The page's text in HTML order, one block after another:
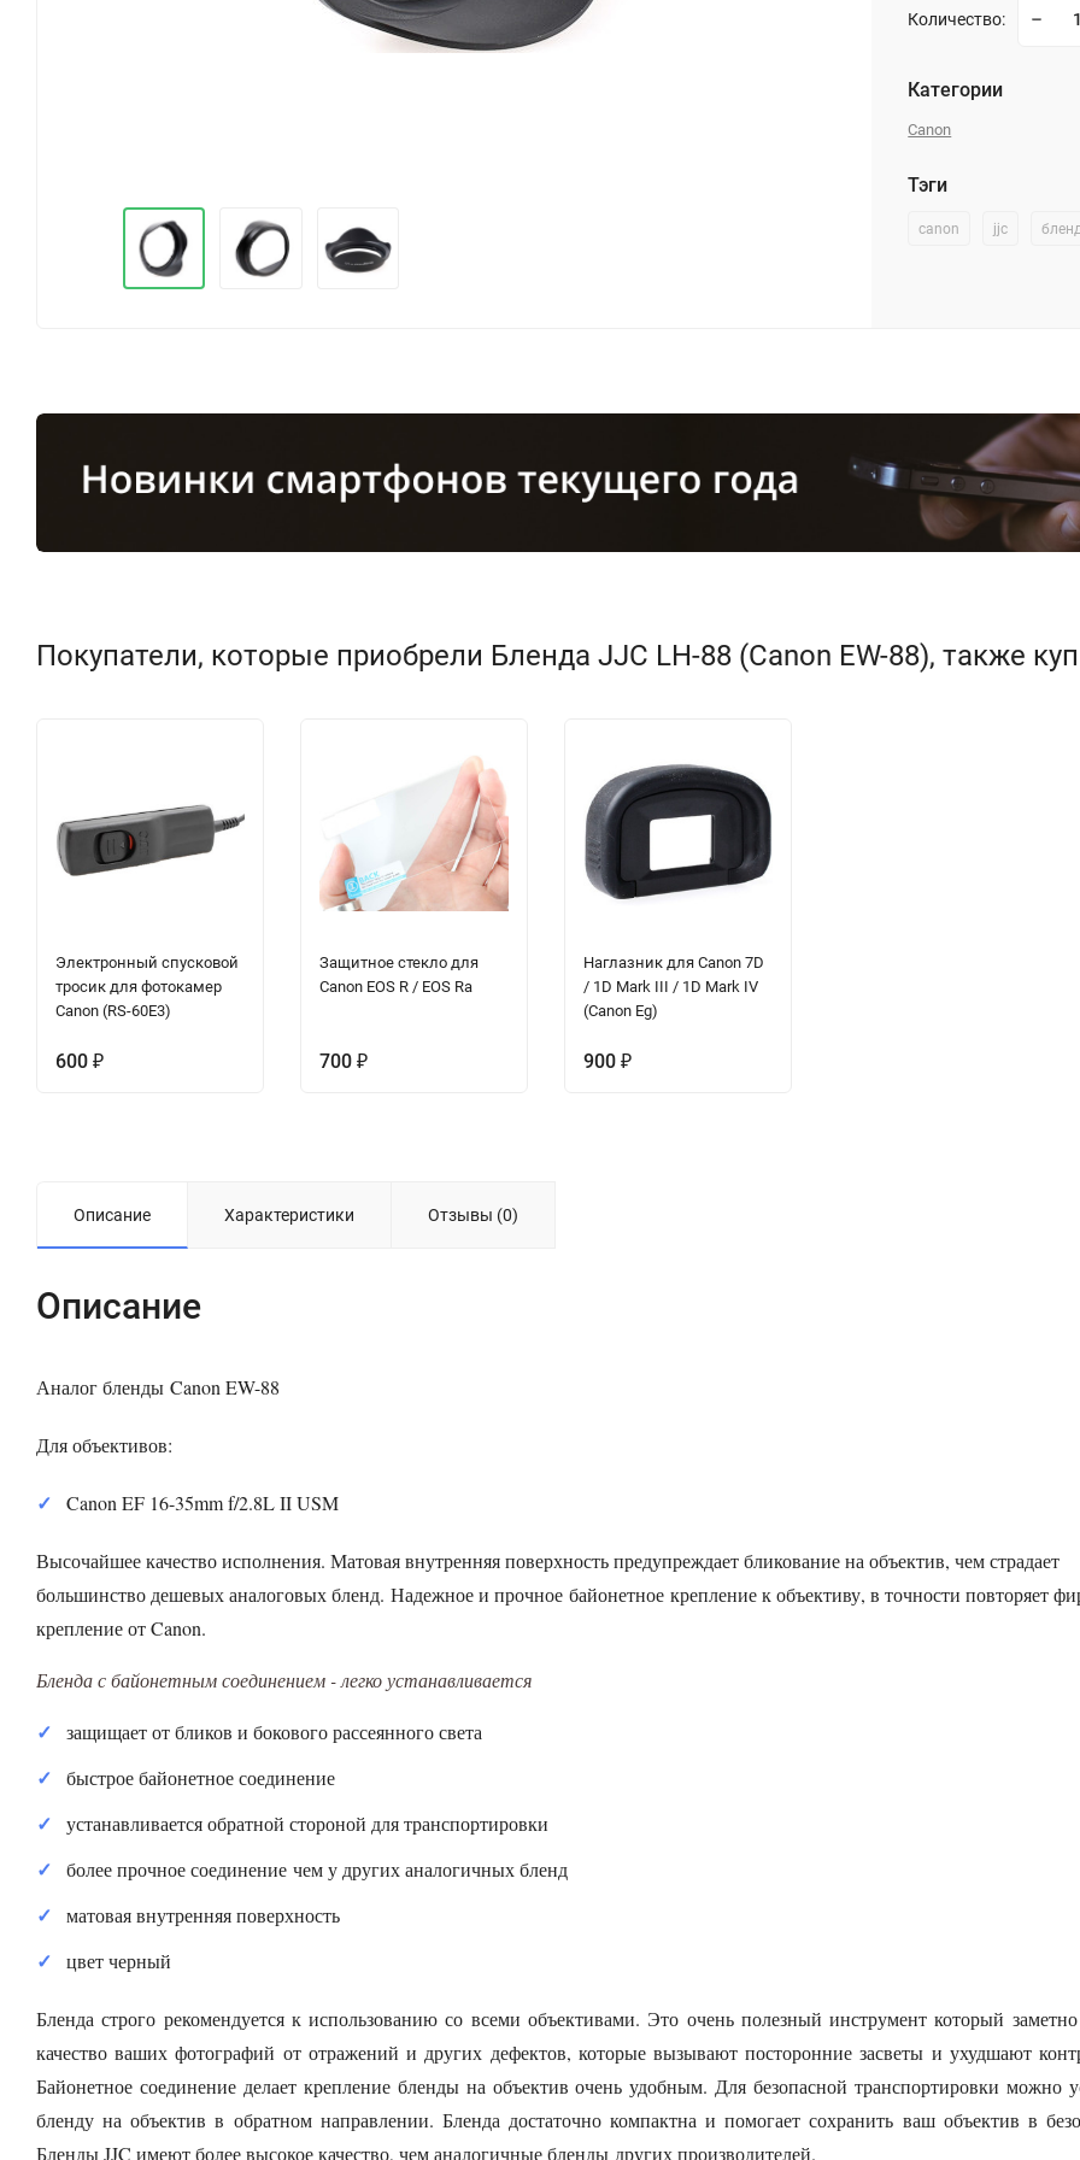
Количество:
Категории
Canon
Тэги
canon jjc
Покупатели, которые приобрели Бленда JJC LH-88 (Canon EW-88), также
Электронный спусковой
тросик для фотокамер
Canon (RS-60E3)
600 ₽
Защитное стекло для
Canon EOS R / EOS Ra
700 ₽
Наглазник для Canon 7D
/ 1D Mark III / 1D Mark IV
(Canon Eg)
900 ₽
Описание Характеристики Отзывы (0)
Описание
Аналог бленды Canon EW-88
Для объективов:
CanonEF 16-35mm f/2.8L II USM
Высочайшее качество исполнения. Матовая внутренняя поверхность предупреждает бликование на объектив, чем страдает
большинство дешевых аналоговых бленд. Надежное и прочное байонетное крепление к объективу, в точности повторяет
крепление от Canon.
Бленда с байонетным соединением - легко устанавливается
защищает от бликов и бокового рассеянного света
быстрое байонетное соединение
устанавливается обратной стороной для транспортировки
более прочное соединение чем у других аналогичных бленд
матовая внутренняя поверхность
цвет черный
Бленда строго рекомендуется к использованию со всеми объективами. Это очень полезный инструмент который
качество ваших фотографий от отражений и других дефектов, которые вызывают посторонние засветы и ухудшают
Байонетное соединение делает крепление бленды на объектив очень удобным. Для безопасной транспортировки можно
бленду на объектив в обратном направлении. Бленда достаточно компактна и помогает сохранить ваш объектив в
Бленды JJC имеют более высокое качество, чем аналогичные бленды других производителей.